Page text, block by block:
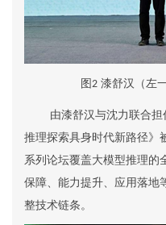
图 2 漆舒汉（左
由漆舒汉与沈力联合担
推理探索具身时代新路径》
系列论坛覆盖大模型推理的
保障、能力提升、应用落地
整技术链条。